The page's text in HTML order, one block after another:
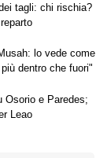
tagli: chi rischia?
lo vede come
dentro che fuori"
Osorio e Paredes;
Leao